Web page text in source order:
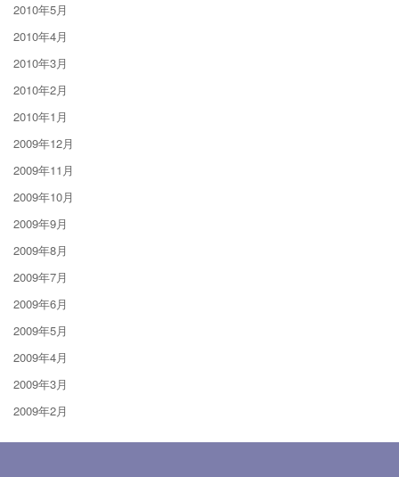
2010年5月
2010年4月
2010年3月
2010年2月
2010年1月
2009年12月
2009年11月
2009年10月
2009年9月
2009年8月
2009年7月
2009年6月
2009年5月
2009年4月
2009年3月
2009年2月